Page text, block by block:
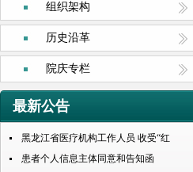
组织架构
历史沿革
院庆专栏
最新公告
黑龙江省医疗机构工作人员 收受“红
包”处理规定
患者个人信息主体同意和告知函